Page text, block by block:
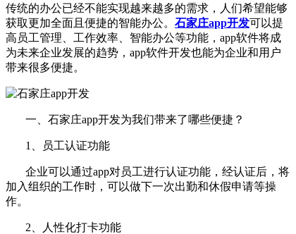
传统的办公已经不能实现越来越多的需求，人们希望能够
获取更加全面且便捷的智能办公。 石家庄app开发可以提
高员工管理、工作效率、智能办公等功能，app软件将成
为未来企业发展的趋势，app软件开发也能为企业和用户
带来很多便捷。
一、石家庄app开发为我们带来了哪些便捷？
1、员工认证功能
企业可以通过app对员工进行认证功能，经认证后，将
加入组织的工作时，可以做下一次出勤和休假申请等操
作。
2、人性化打卡功能